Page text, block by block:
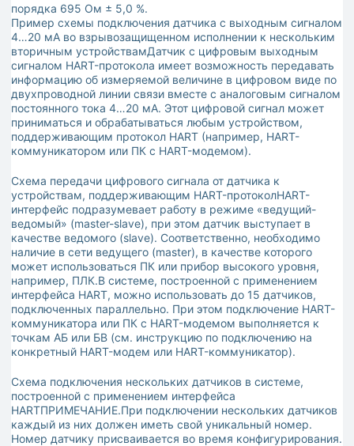
порядка 695 Ом ± 5,0 %.
Пример схемы подключения датчика с выходным сигналом
4…20 мА во взрывозащищенном исполнении к нескольким
вторичным устройствамДатчик с цифровым выходным
сигналом HART-протокола имеет возможность передавать
информацию об измеряемой величине в цифровом виде по
двухпроводной линии связи вместе с аналоговым сигналом
постоянного тока 4…20 мА. Этот цифровой сигнал может
приниматься и обрабатываться любым устройством,
поддерживающим протокол HART (например, HART-
коммуникатором или ПК с HART-модемом).
Схема передачи цифрового сигнала от датчика к
устройствам, поддерживающим HART-протоколHART-
интерфейс подразумевает работу в режиме «ведущий-
ведомый» (master-slave), при этом датчик выступает в
качестве ведомого (slave). Соответственно, необходимо
наличие в сети ведущего (master), в качестве которого
может использоваться ПК или прибор высокого уровня,
например, ПЛК.В системе, построенной с применением
интерфейса HART, можно использовать до 15 датчиков,
подключенных параллельно. При этом подключение HART-
коммуникатора или ПК с HART-модемом выполняется к
точкам АБ или БВ (см. инструкцию по подключению на
конкретный HART-модем или HART-коммуникатор).
Схема подключения нескольких датчиков в системе,
построенной с применением интерфейса
HARTПРИМЕЧАНИЕ.При подключении нескольких датчиков
каждый из них должен иметь свой уникальный номер.
Номер датчику присваивается во время конфигурирования.